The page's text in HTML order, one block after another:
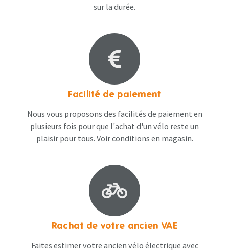
sur la durée.
Facilité de paiement
Nous vous proposons des facilités de paiement en
plusieurs fois pour que l'achat d'un vélo reste un
plaisir pour tous. Voir conditions en magasin​.
Rachat de votre ancien VAE
Faites estimer votre ancien vélo électrique avec